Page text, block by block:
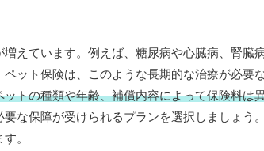
増えています。例えば、糖尿病や心臓病、腎臓
ット保険は、このような長期的な治療が必要な
ットの種類や年齢、補償内容によって保険料は
な保障が受けられるプランを選択しましょう
。